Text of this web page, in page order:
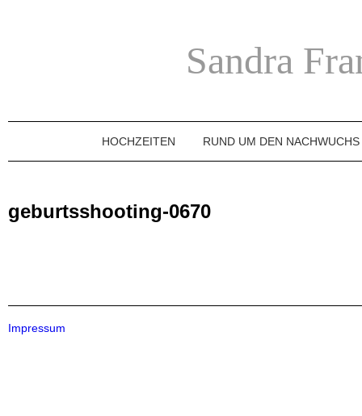
Sandra
HOCHZEITEN RUND UM DEN NACHWUCHS
geburtsshooting-0670
Impressum